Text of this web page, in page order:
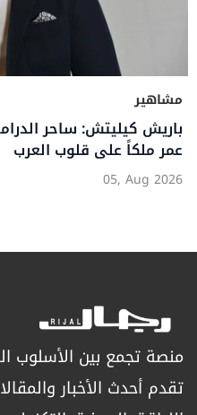
مشاهير
باريش كيليتش: ساحر
عمر ملكاً على قلوب العرب
05, Aug 2026
منصة تجمع بين الأسلوب
تقدم أحدث الأخبار